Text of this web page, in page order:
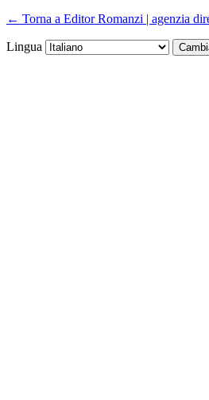
← Torna a Editor Romanzi | agenzia
Lingua